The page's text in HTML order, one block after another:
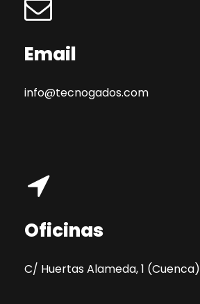
Email
info@tecnogados.com
Oficinas
C/ Huertas Alameda, 1 (Cuenca)